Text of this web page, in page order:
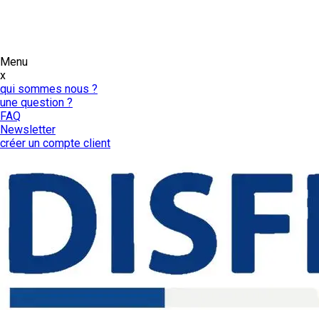
Menu
x
qui sommes nous ?
une question ?
FAQ
Newsletter
créer un compte client